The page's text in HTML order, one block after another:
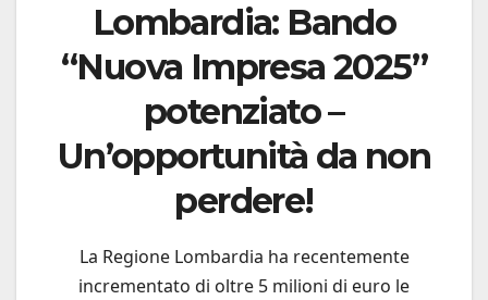
Lombardia: Bando
“Nuova Impresa 2025”
potenziato –
Un’opportunità da non
perdere!
La Regione Lombardia ha recentemente
incrementato di oltre 5 milioni di euro le